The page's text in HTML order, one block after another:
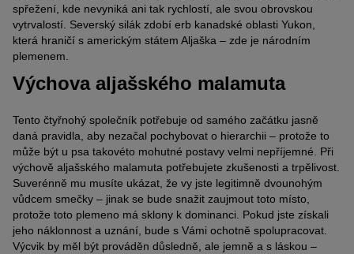
spřežení, kde nevyniká ani tak rychlostí, ale svou obrovskou
vytrvalostí. Severský silák zdobí erb kanadské oblasti Yukon,
která hraničí s americkým státem Aljaška – zde je národním
plemenem.
Výchova aljašského malamuta
Tento čtyřnohý společník potřebuje od samého začátku jasně
daná pravidla, aby nezačal pochybovat o hierarchii – protože to
může být u psa takovéto mohutné postavy velmi nepříjemné. Při
výchově aljašského malamuta potřebujete zkušenosti a trpělivost.
Suverénně mu musíte ukázat, že vy jste legitimně dvounohým
vůdcem smečky – jinak se bude snažit zaujmout toto místo,
protože toto plemeno má sklony k dominanci. Pokud jste získali
jeho náklonnost a uznání, bude s Vámi ochotně spolupracovat.
Výcvik by měl být prováděn důsledně, ale jemně a s láskou –